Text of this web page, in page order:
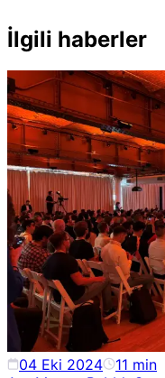
İlgili haberler
04 Eki 2024 11 min